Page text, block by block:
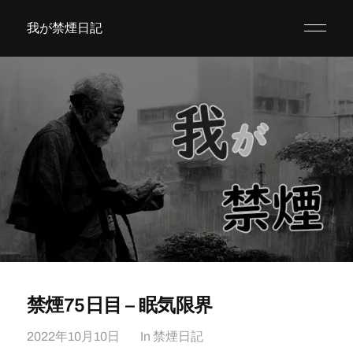
我が禁煙日記
禁煙75日目 – 眠気限界
2022年10月10日 In 禁煙日記